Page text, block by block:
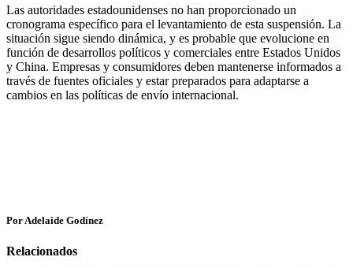
Las autoridades estadounidenses no han proporcionado un
cronograma específico para el levantamiento de esta suspensión. La
situación sigue siendo dinámica, y es probable que evolucione en
función de desarrollos políticos y comerciales entre Estados Unidos
y China. Empresas y consumidores deben mantenerse informados a
través de fuentes oficiales y estar preparados para adaptarse a
cambios en las políticas de envío internacional.
Por Adelaide Godínez
Relacionados